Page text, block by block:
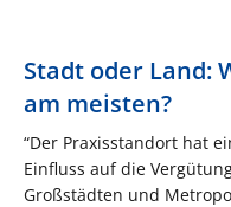
Stadt oder Land:
am meisten?
“Der Praxisstandort hat
Einfluss auf die
Großstädten und